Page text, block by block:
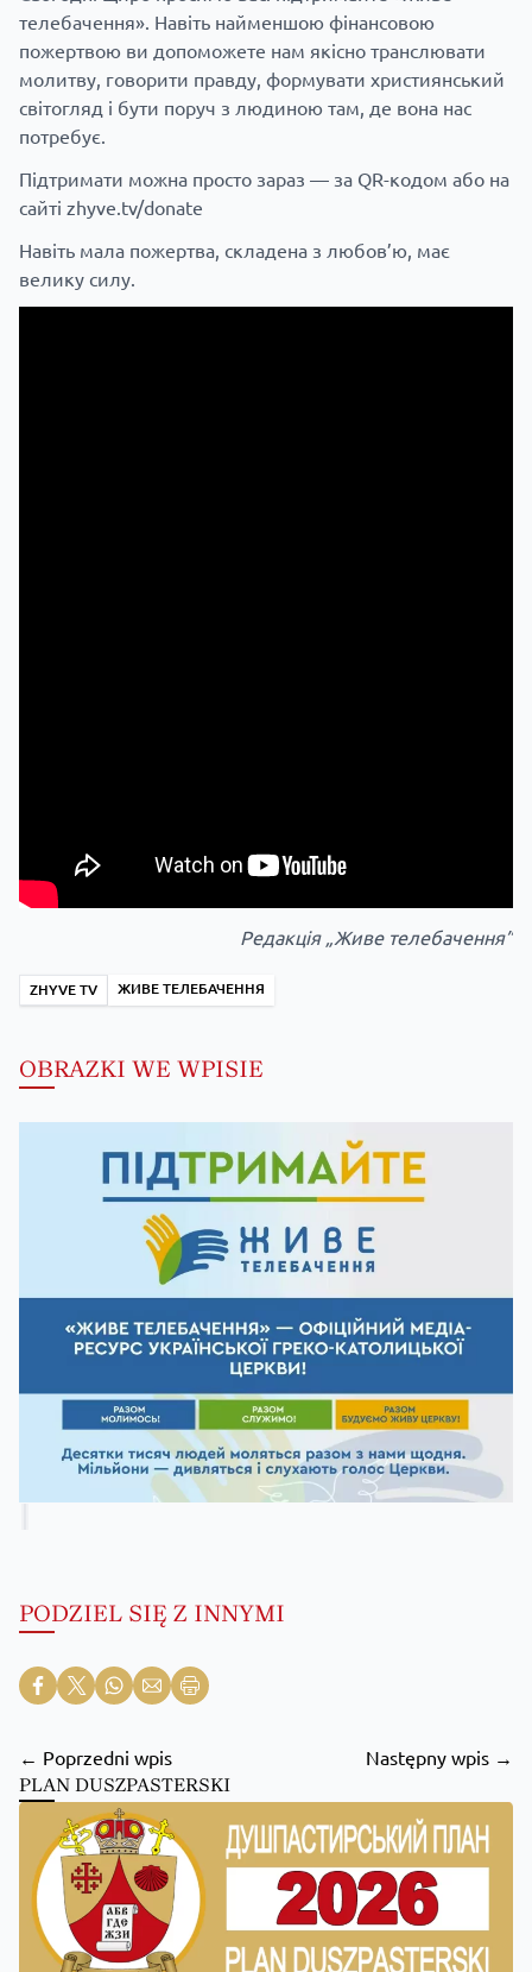
телебачення». Навіть найменшою фінансовою
пожертвою ви допоможете нам якісно транслювати
молитву, говорити правду, формувати християнський
світогляд і бути поруч з людиною там, де вона нас
потребує.
Підтримати можна просто зараз — за QR-кодом або на
сайті zhyve.tv/donate
Навіть мала пожертва, складена з любов’ю, має
велику силу.
Редакція „Живе телебачення”
ZHYVE TV ЖИВЕ ТЕЛЕБАЧЕННЯ
OBRAZKI WE WPISIE
PODZIEL SIĘ Z INNYMI
← Poprzedni wpis Następny wpis →
PLAN DUSZPASTERSKI